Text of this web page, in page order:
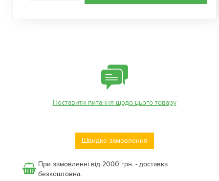
Поставити питання щодо цього товару
Швидке замовлення
При замовленні від 2000 грн. - доставка
безкоштовна.